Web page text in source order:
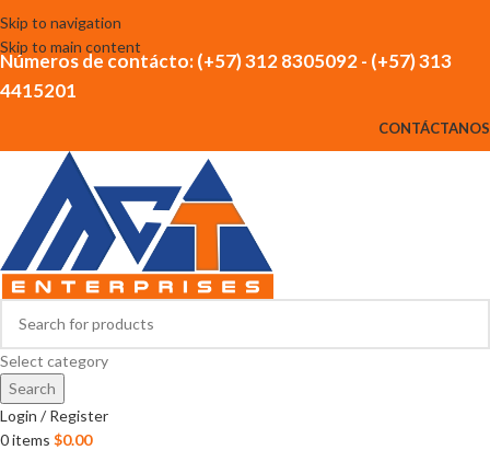
Skip to navigation
Skip to main content
Números de contácto: (+57) 312 8305092 - (+57) 313
4415201
CONTÁCTANOS
Select category
Search
Login / Register
0items $0.00